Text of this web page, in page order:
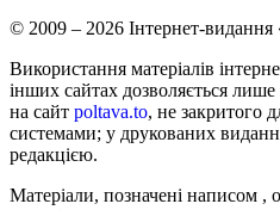
© 2009 – 2026 Інтернет-
Використання матеріалів
інших сайтах дозволяється лише
на сайт poltava.to, не закритого
системами; у друкованих
редакцією.
Матеріали, позначені написом ,